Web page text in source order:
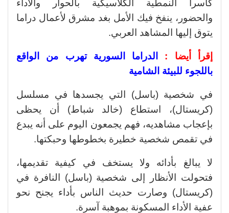
كاسرا النمطية الكلاسيكية بالحوار والأداء
والحضور، ينفخ فيك الأمل بغد مشرق لأعمال دراما
يتوق إليها المشاهد العربي.
إقرأ أيضا :
الدراما السورية تهرب من الواقع
باللجوء للبيئة الشامية
في شخصية (باسل) التي يجسدها في مسلسل
(كريستال)، استطاع (خالد شباط) أن يحظى
بإعجاب مشاهديه، فهم يجمعون اليوم على أنه يبدع
في تقمص شخصية خطيرة بخطوطها وحبكتها.
لا يبالغ بأدائه ولا يستخف في كيفية تقديمها،
فتحولت الأنظار إلى شخصية (باسل) النافرة في
(كريستال) وصارت حديث الناس بأداء يجنح نحو
عفية الأداء المسكونة بموهبة آسرة.